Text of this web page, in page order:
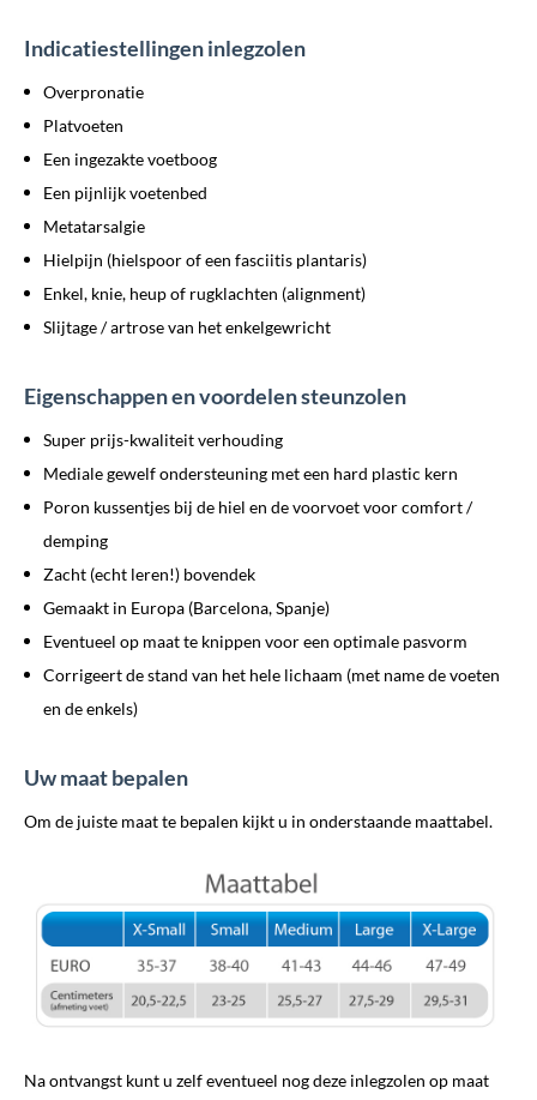
Indicatiestellingen inlegzolen
Overpronatie
Platvoeten
Een ingezakte voetboog
Een pijnlijk voetenbed
Metatarsalgie
Hielpijn (hielspoor of een fasciitis plantaris)
Enkel, knie, heup of rugklachten (alignment)
Slijtage / artrose van het enkelgewricht
Eigenschappen en voordelen steunzolen
Super prijs-kwaliteit verhouding
Mediale gewelf ondersteuning met een hard plastic kern
Poron kussentjes bij de hiel en de voorvoet voor comfort /
demping
Zacht (echt leren!) bovendek
Gemaakt in Europa (Barcelona, Spanje)
Eventueel op maat te knippen voor een optimale pasvorm
Corrigeert de stand van het hele lichaam (met name de voeten
en de enkels)
Uw maat bepalen
Om de juiste maat te bepalen kijkt u in onderstaande maattabel.
Na ontvangst kunt u zelf eventueel nog deze inlegzolen op maat